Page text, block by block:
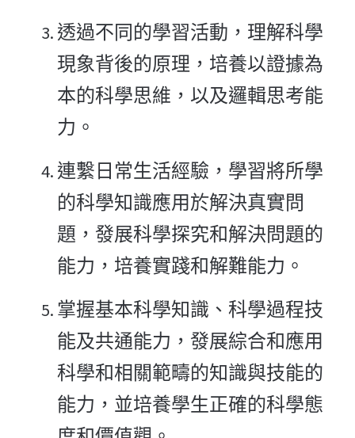
透過不同的學習活動，理解科學
現象背後的原理，培養以證據為
本的科學思維，以及邏輯思考能
力。
連繫日常生活經驗，學習將所學
的科學知識應用於解決真實問
題，發展科學探究和解決問題的
能力，培養實踐和解難能力。
掌握基本科學知識、科學過程技
能及共通能力，發展綜合和應用
科學和相關範疇的知識與技能的
能力，並培養學生正確的科學態